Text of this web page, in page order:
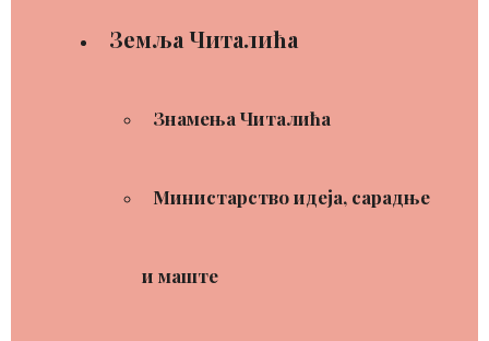
Земља Читалића
Знамења Читалића
Министарство идеја, сарадње
и маште